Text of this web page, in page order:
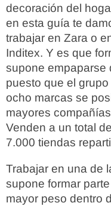
decoración del
en esta guía te
trabajar en Zara o
Inditex. Y es que
supone empaparse
puesto que el
ocho marcas se
mayores
Venden a un total
7.000 tiendas
Trabajar en una de
supone formar
mayor peso dentro